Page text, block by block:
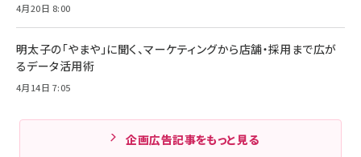
4月20日 8:00
明太子の「やまや」に聞く、マーケティングから店舗・採用まで広が
るデータ活用術
4月14日 7:05
企画広告記事をもっと見る